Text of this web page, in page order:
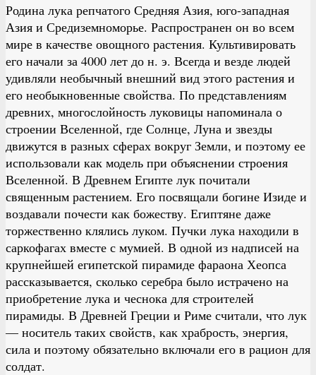
Родина лука репчатого Средняя Азия, юго-западная
Азия и Средиземноморье. Распространен он во всем
мире в качестве овощного растения. Культивировать
его начали за 4000 лет до н. э. Всегда и везде людей
удивляли необычный внешний вид этого растения и
его необыкновенные свойства. По представлениям
древних, многослойность луковицы напоминала о
строении Вселенной, где Солнце, Луна и звезды
движутся в разных сферах вокруг Земли, и поэтому ее
использовали как модель при объяснении строения
Вселенной. В Древнем Египте лук почитали
священным растением. Его посвящали богине Изиде и
воздавали почести как божеству. Египтяне даже
торжественно клялись луком. Пучки лука находили в
саркофагах вместе с мумией. В одной из надписей на
крупнейшей египетской пирамиде фараона Хеопса
рассказывается, сколько серебра было истрачено на
приобретение лука и чеснока для строителей
пирамиды. В Древней Греции и Риме считали, что лук
— носитель таких свойств, как храбрость, энергия,
сила и поэтому обязательно включали его в рацион для
солдат.